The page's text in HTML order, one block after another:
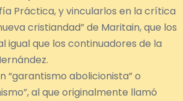
Práctica, y vincularlos en la crítica
cristiandad” de Maritain, que los
igual que los continuadores de la
“garantismo abolicionista” o
al que originalmente llamó